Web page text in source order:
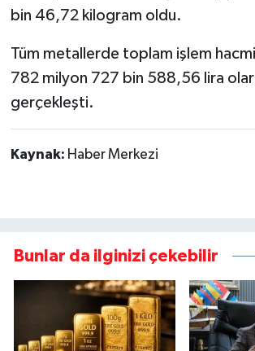
bin 46,72 kilogram oldu.
Tüm metallerde toplam işlem
782 milyon 727 bin 588,56 lira
gerçekleşti.
Kaynak: Haber Merkezi
Bunlar da ilginizi çekebilir